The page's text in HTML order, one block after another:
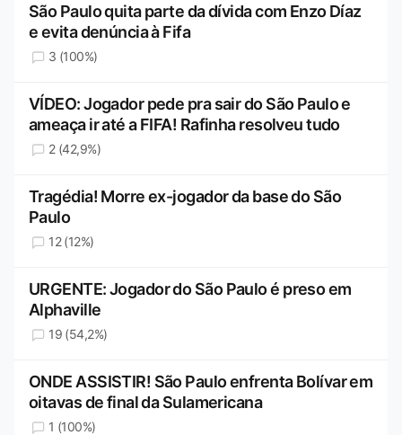
São Paulo quita parte da dívida com Enzo Díaz
e evita denúncia à Fifa
3 (100%)
VÍDEO: Jogador pede pra sair do São Paulo e
ameaça ir até a FIFA! Rafinha resolveu tudo
2 (42,9%)
Tragédia! Morre ex-jogador da base do São
Paulo
12 (12%)
URGENTE: Jogador do São Paulo é preso em
Alphaville
19 (54,2%)
ONDE ASSISTIR! São Paulo enfrenta Bolívar em
oitavas de final da Sulamericana
1 (100%)